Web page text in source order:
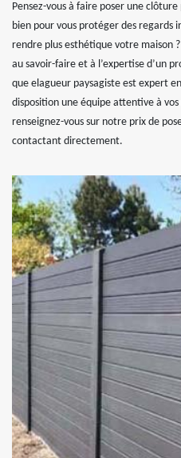
Pensez-vous à faire poser une
bien pour vous protéger des regards
rendre plus esthétique votre maison
au savoir-faire et à l’expertise d’un
que elagueur paysagiste est expert
disposition une équipe attentive à
renseignez-vous sur notre prix de
contactant directement.